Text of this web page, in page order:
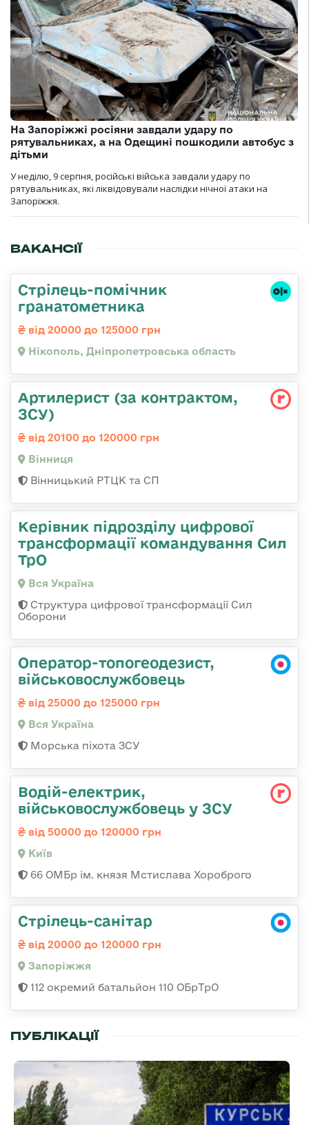
На Запоріжжі росіяни завдали удару по
рятувальниках, а на Одещині пошкодили автобус з
дітьми
У неділю, 9 серпня, російські війська завдали удару по
рятувальниках, які ліквідовували наслідки нічної атаки на
Запоріжжя.
ВАКАНСІЇ
Стрілець-помічник
гранатометника
від 20000 до 125000 грн
Нікополь, Дніпропетровська область
Артилерист (за контрактом,
ЗСУ)
від 20100 до 120000 грн
Вінниця
Вінницький РТЦК та СП
Керівник підрозділу цифрової
трансформації командування Сил
ТрО
Вся Україна
Структура цифрової трансформації Сил
Оборони
Оператор-топогеодезист,
військовослужбовець
від 25000 до 125000 грн
Вся Україна
Морська піхота ЗСУ
Водій-електрик,
військовослужбовець у ЗСУ
від 50000 до 120000 грн
Київ
66 ОМБр ім. князя Мстислава Хороброго
Стрілець-санітар
від 20000 до 120000 грн
Запоріжжя
112 окремий батальйон 110 ОБрТрО
ПУБЛІКАЦІЇ